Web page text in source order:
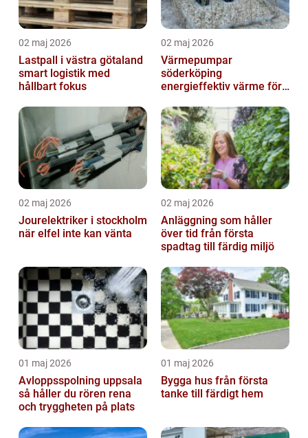
02 maj 2026
Lastpall i västra götaland
smart logistik med
hållbart fokus
02 maj 2026
Värmepumpar
söderköping
energieffektiv värme för
02 maj 2026
Jourelektriker i stockholm
när elfel inte kan vänta
02 maj 2026
Anläggning som håller
över tid från första
spadtag till färdig miljö
01 maj 2026
Avloppsspolning uppsala
så håller du rören rena
och tryggheten på plats
01 maj 2026
Bygga hus från första
tanke till färdigt hem